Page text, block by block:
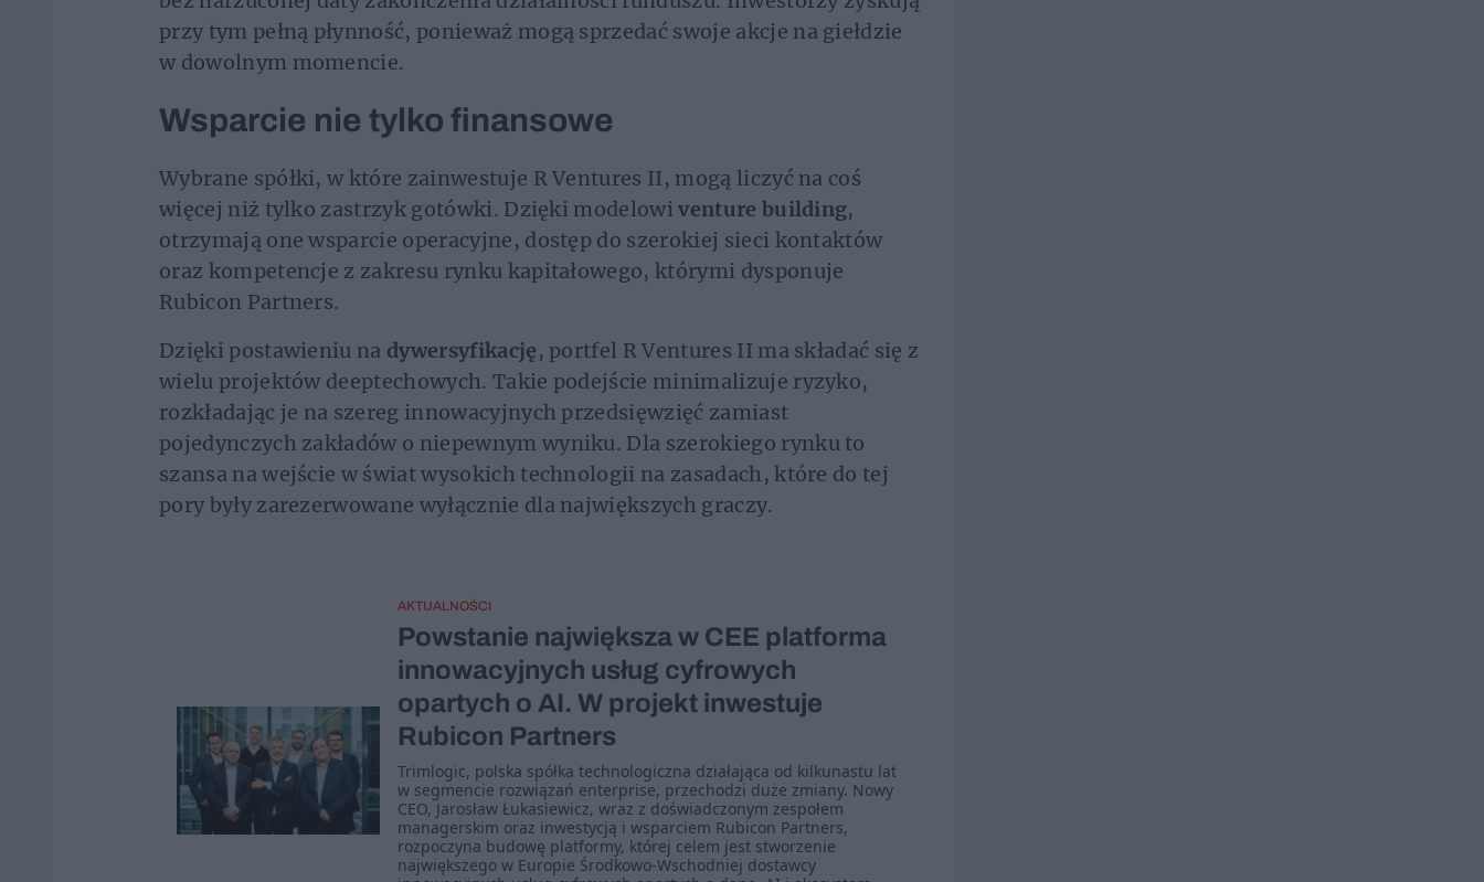
przy tym pełną płynność, ponieważ mogą sprzedać swoje akcje na giełdzie
w dowolnym momencie.
Wsparcie nie tylko finansowe
Wybrane spółki, w które zainwestuje R Ventures II, mogą liczyć na coś
więcej niż tylko zastrzyk gotówki. Dzięki modelowiventure building,
otrzymają one wsparcie operacyjne, dostęp do szerokiej sieci kontaktów
oraz kompetencje z zakresu rynku kapitałowego, którymi dysponuje
Rubicon Partners.
Dzięki postawieniu na dywersyfikację, portfel R Ventures II ma składać się z
wielu projektów deeptechowych. Takie podejście minimalizuje ryzyko,
rozkładając je na szereg innowacyjnych przedsięwzięć zamiast
pojedynczych zakładów o niepewnym wyniku. Dla szerokiego rynku to
szansa na wejście w świat wysokich technologii na zasadach, które do tej
pory były zarezerwowane wyłącznie dla największych graczy.
AKTUALNOŚCI
Powstanie największa w CEE platforma
innowacyjnych usług cyfrowych
opartych o AI. W projekt inwestuje
Rubicon Partners
Trimlogic, polska spółka technologiczna działająca od kilkunastu lat
w segmencie rozwiązań enterprise, przechodzi duże zmiany. Nowy
CEO, Jarosław Łukasiewicz, wraz z doświadczonym zespołem
managerskim oraz inwestycją i wsparciem Rubicon Partners,
rozpoczyna budowę platformy, której celem jest stworzenie
największego w Europie Środkowo-Wschodniej dostawcy